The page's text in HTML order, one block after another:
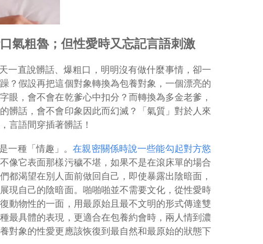
氣粗魯；但性愛時又忘記言語刺激
一直說髒話、爆粗口，明明沒有做什麼事情，卻一
？假設再把這個對象轉換為包養對象，一個漂亮的
眼，會不會在乾爹心中扣分？而轉換為多金老爹，
髒話，會不會印象因此而幻滅？「氣質」對於人來
言語間穿插著髒話！
一種「情趣」。在親密關係時說一些能勾起對方慾
像它表面那樣污穢不堪，如果不是在滾床單的場合
都渴望在別人面前做回自己，即使暴露出陰暗面，
現自己的陰暗面。啪啪啪並不需要文化，從性愛時
動物性的一面，用最原始且最不文明的形式傳達雙
最具體的表現，更適合在包養約會時，兩人情到濃
對象的性愛更應該恢復到最自然和最原始的狀態下